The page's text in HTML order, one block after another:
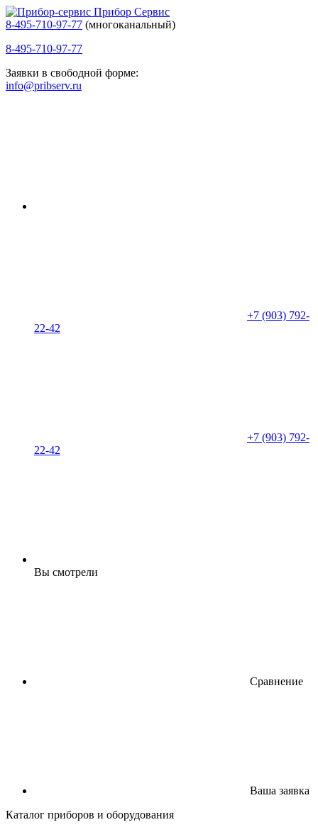
Прибор Сервис
8-495-710-97-77 (многоканальный)
8-495-710-97-77
Заявки в свободной форме:
info@pribserv.ru
+7 (903) 792-
22-42
+7 (903) 792-
22-42
Вы смотрели
Сравнение
Ваша заявка
Каталог приборов и оборудования